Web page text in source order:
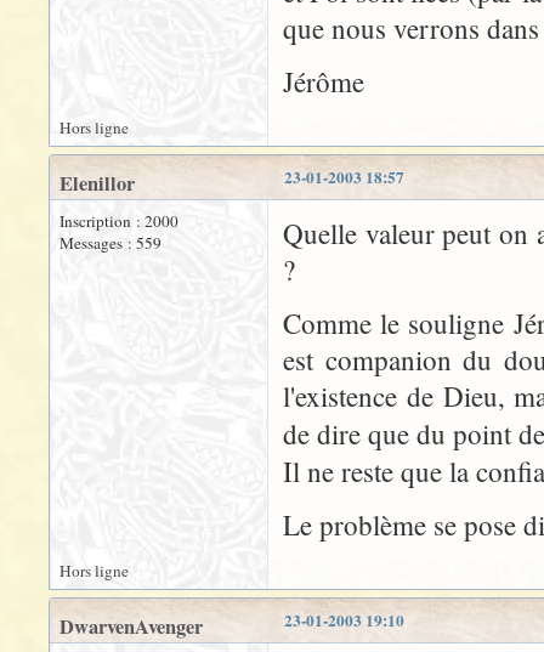
que nous verrons
Jérôme
Hors ligne
23-01-2003 18:57
Elenillor
Inscription : 2000
Messages : 559
Quelle valeur peut on
?
Comme le souligne
est companion du
l'existence de Dieu,
de dire que du point
Il ne reste que la
Le problème se pose
Hors ligne
23-01-2003 19:10
DwarvenAvenger